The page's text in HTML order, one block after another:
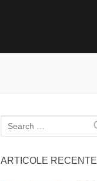
Caută
după:
ARTICOLE RECENTE